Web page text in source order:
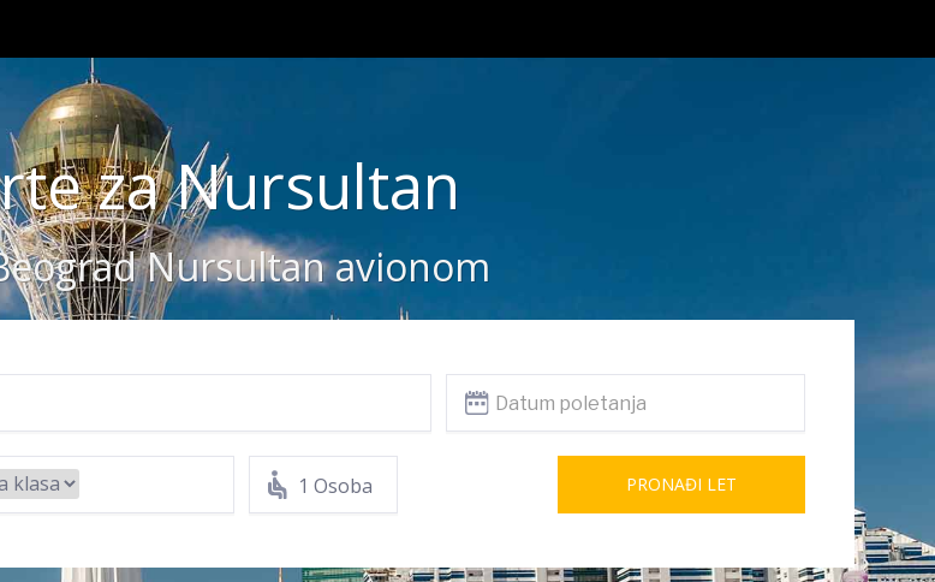
za Nursultan
Nursultan avionom
1 Osoba PRONAĐI LET